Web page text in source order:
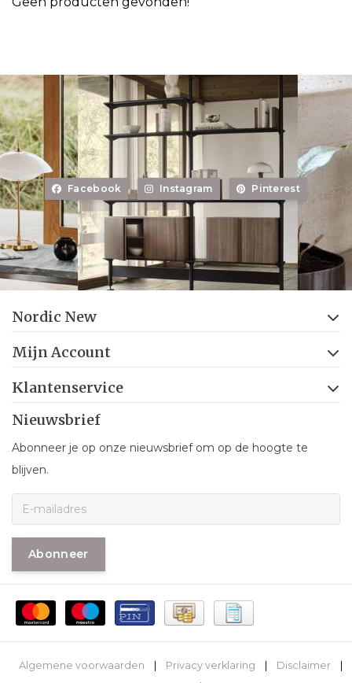
Facebook Instagram Pinterest
Nordic New
Mijn Account
Klantenservice
Nieuwsbrief
Abonneer je op onze nieuwsbrief om op de hoogte te
blijven.
Abonneer
Algemene voorwaarden Privacy verklaring Disclaimer